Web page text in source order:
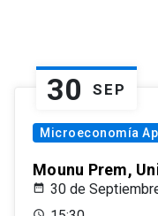
30 SEP
Microeconomía
Mounu Prem,
30 de